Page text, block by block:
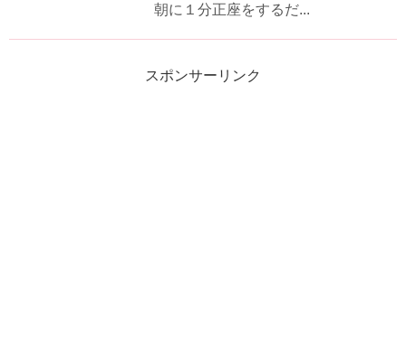
朝に１分正座をするだ...
スポンサーリンク